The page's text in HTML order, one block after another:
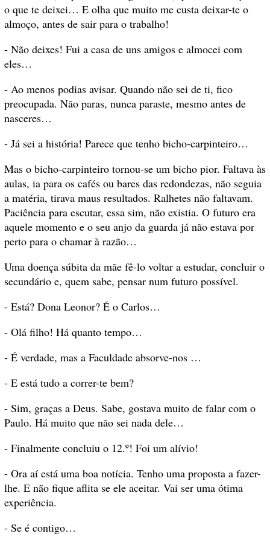
o que te deixei… E olha que muito me custa deixar-te o
almoço, antes de sair para o trabalho!
- Não deixes! Fui a casa de uns amigos e almocei com
eles…
- Ao menos podias avisar. Quando não sei de ti, fico
preocupada. Não paras, nunca paraste, mesmo antes de
nasceres…
- Já sei a história! Parece que tenho bicho-carpinteiro…
Mas o bicho-carpinteiro tornou-se um bicho pior. Faltava às
aulas, ia para os cafés ou bares das redondezas, não seguia
a matéria, tirava maus resultados. Ralhetes não faltavam.
Paciência para escutar, essa sim, não existia. O futuro era
aquele momento e o seu anjo da guarda já não estava por
perto para o chamar à razão…
Uma doença súbita da mãe fê-lo voltar a estudar, concluir o
secundário e, quem sabe, pensar num futuro possível.
- Está? Dona Leonor? É o Carlos…
- Olá filho! Há quanto tempo…
- É verdade, mas a Faculdade absorve-nos …
- E está tudo a correr-te bem?
- Sim, graças a Deus. Sabe, gostava muito de falar com o
Paulo. Há muito que não sei nada dele…
- Finalmente concluiu o 12.º! Foi um alívio!
- Ora aí está uma boa notícia. Tenho uma proposta a fazer-
lhe. E não fique aflita se ele aceitar. Vai ser uma ótima
experiência.
- Se é contigo…